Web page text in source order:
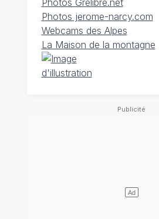
Photos Grelibre.net
Photos jerome-narcy.com
Webcams des Alpes
La Maison de la montagne